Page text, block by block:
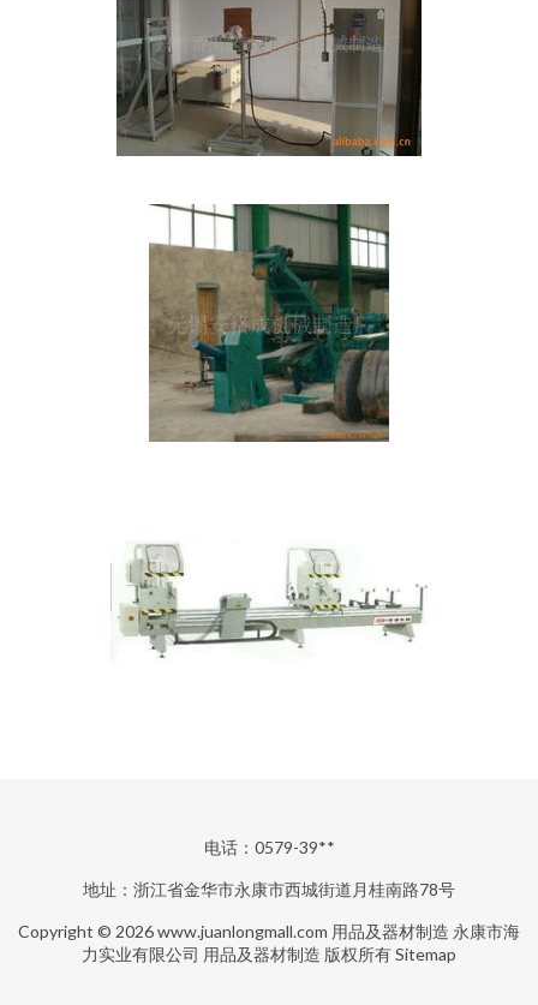
电话：0579-39**
地址：浙江省金华市永康市西城街道月桂南路78号
Copyright © 2026www.juanlongmall.com 用品及器材制造 永康市海
力实业有限公司 用品及器材制造 版权所有Sitemap